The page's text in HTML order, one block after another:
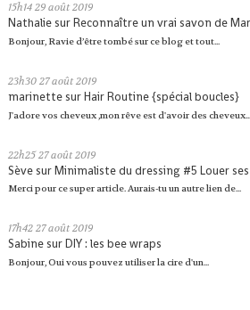
15h14 29 août 2019
NathaliesurReconnaître un vrai savon de
Bonjour, Ravie d’être tombé sur ce blog et tout...
23h30 27 août 2019
marinettesurHair Routine {spécial boucles}
J'adore vos cheveux ,mon rêve est d'avoir des cheveux...
22h25 27 août 2019
SèvesurMinimaliste du dressing #5 Louer
Merci pour ce super article. Aurais-tu un autre lien de...
17h42 27 août 2019
SabinesurDIY : les bee wraps
Bonjour, Oui vous pouvez utiliser la cire d'un...